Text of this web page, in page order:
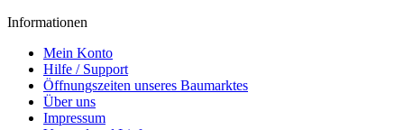
Informationen
Mein Konto
Hilfe / Support
Öffnungszeiten unseres Baumarktes
Über uns
Impressum